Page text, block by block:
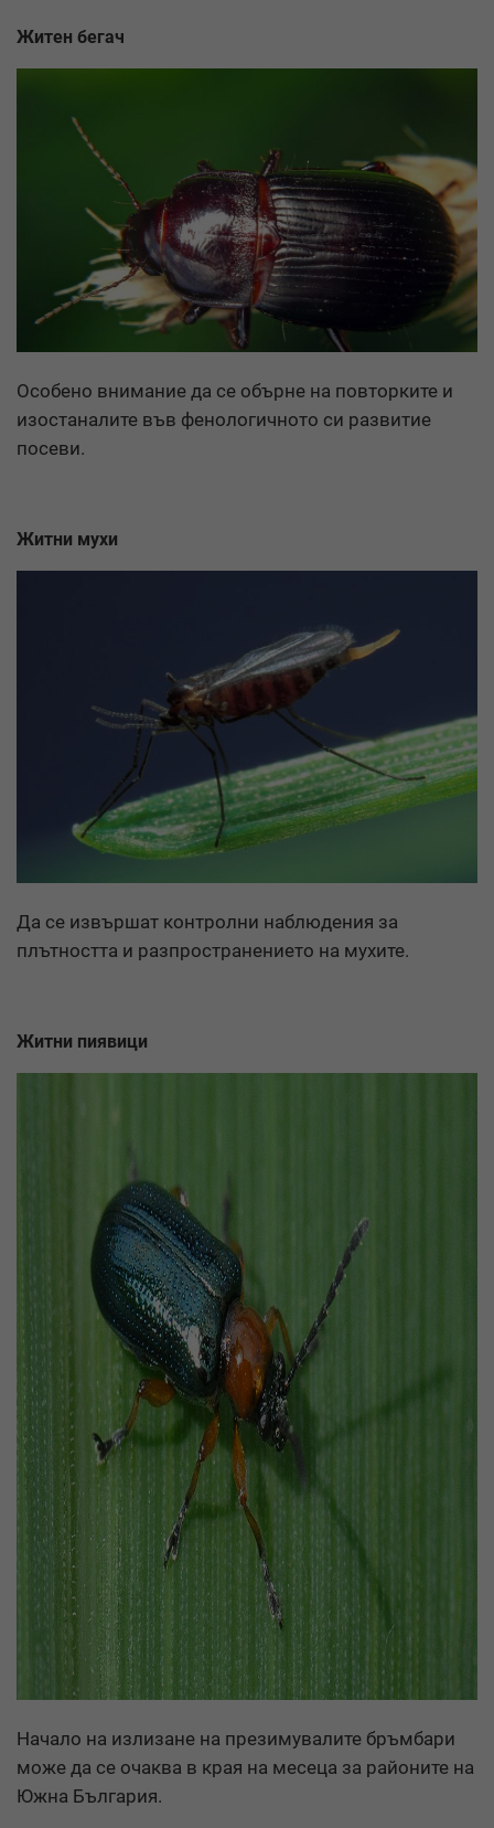
Житен бегач
Особено внимание да се обърне на повторките и
изостаналите във фенологичното си развитие
посеви.
Житни мухи
Да се извършат контролни наблюдения за
плътността и разпространението на мухите.
Житни пиявици
Начало на излизане на презимувалите бръмбари
може да се очаква в края на месеца за районите на
Южна България.